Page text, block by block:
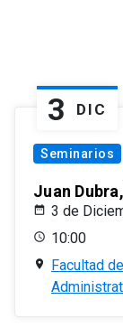
3 DIC
Seminarios
Juan
3 de
10:00
Facultad